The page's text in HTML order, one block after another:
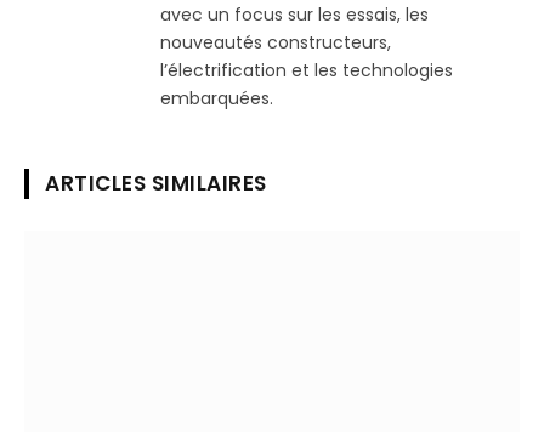
avec un focus sur les essais, les
nouveautés constructeurs,
l’électrification et les technologies
embarquées.
ARTICLES SIMILAIRES